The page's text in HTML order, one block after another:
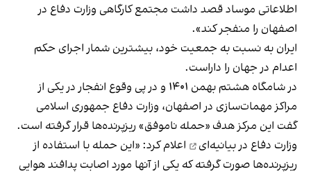
اطلاعاتی موساد قصد داشت مجتمع کارگاهی وزارت دفاع در
اصفهان را منفجر کند».
ایران به نسبت به جمعیت خود، بیشترین شمار اجرای حکم
اعدام در جهان را داراست.
در شامگاه هشتم بهمن ۱۴۰۱ و در پی وقوع انفجار در یکی از
مراکز مهمات‌سازی در اصفهان، وزارت دفاع جمهوری اسلامی
گفت این مرکز هدف «حمله ناموفق» ریزپرنده‌ها قرار گرفته است.
وزارت دفاع در بیانیه‌ای
اعلام کرد: «این حمله با استفاده از
ریزپرنده‌ها صورت گرفته که یکی از آنها مورد اصابت پدافند هوایی